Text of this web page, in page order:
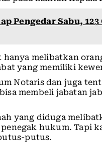
Pengedar Sabu,
melibatkan
yang memiliki
Notaris dan juga
membeli jabatan
yang diduga
hukum. Tapi
putus.